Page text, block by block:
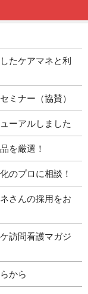
たケアマネと利
ミナー（協賛）
ーアルしました
を厳選！
のプロに相談！
さんの採用をお
訪問看護マガジ
から